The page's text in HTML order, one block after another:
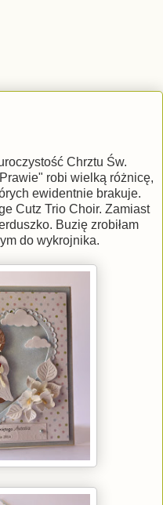
Chrztu Św.
robi wielką różnicę,
ewidentnie brakuje.
Cutz Trio Choir. Zamiast
Buzię zrobiłam
do wykrojnika.